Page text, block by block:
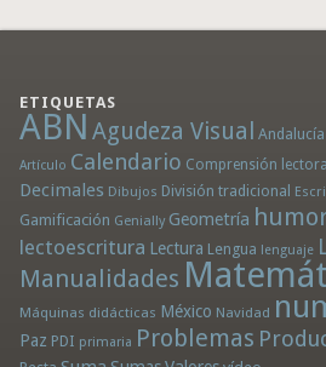
ETIQUETAS
ABN Agudeza Visual Andalucía
Artículo Calendario Comprensión lectora
Decimales Dibujos División tradicional
Gamificación Genially Geometría
lectoescritura Lectura Lengua lenguaje
Manualidades
Máquinas didácticas México Navidad
Paz PDI primaria Problemas